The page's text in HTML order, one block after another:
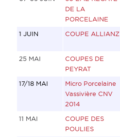
DE LA
PORCELAINE
1 JUIN COUPE ALLIANZ
25 MAI
COUPES DE
PEYRAT
17/18 MAI
Micro Porcelaine
Vassivière CNV
2014
11 MAI
COUPE DES
POULIES